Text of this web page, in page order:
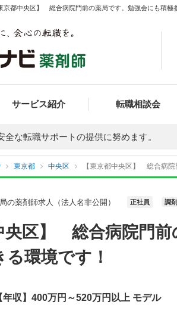
京都中央区】 総合病院門前の薬局です。勉強会にも積極
サービス紹介 転職相談会
全な転職サポートの提供に努めます。
東京都 中央区 【東京都中央区】 総合病
の薬剤師求人（法人名非公開） 正社員 調
央区】 総合病院門
環境です！
年収】400万円～520万円以上 モデル